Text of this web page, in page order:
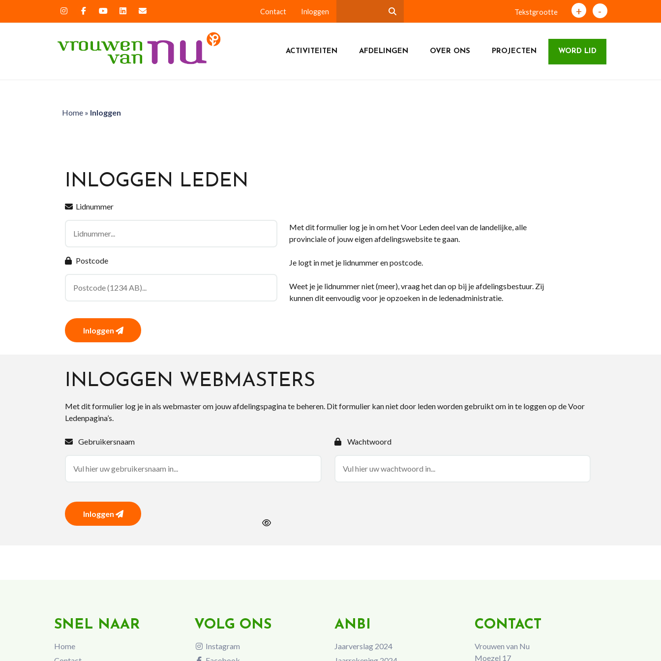
Contact Inloggen Tekstgrootte + -
ACTIVITEITEN AFDELINGEN OVER ONS PROJECTEN WORD LID
Home» Inloggen
INLOGGEN LEDEN
Lidnummer
Postcode
Inloggen
Met dit formulier log je in om het Voor Leden deel van de landelijke, alle
provinciale of jouw eigen afdelingswebsite te gaan.
Je logt in met je lidnummer en postcode.
Weet je je lidnummer niet (meer), vraag het dan op bij je afdelingsbestuur. Zij
kunnen dit eenvoudig voor je opzoeken in de ledenadministratie.
INLOGGEN WEBMASTERS
Met dit formulier log je in als webmaster om jouw afdelingspagina te beheren. Dit formulier kan niet door leden worden gebruikt om in te loggen op de Voor
Ledenpagina’s.
Gebruikersnaam Wachtwoord
Inloggen
SNEL NAAR
Home
VOLG ONS
Instagram
ANBI
Jaarverslag 2024
CONTACT
Vrouwen van Nu
Moezel 17